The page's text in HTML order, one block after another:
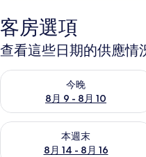
客房選項
查看這些日期的供應情
今晚
8月 9 - 8月 10
查看今晚 (8月 9 - 8月 10) 的供
本週末
8月 14 - 8月 16
查看本週末 (8月 14 - 8月 16)